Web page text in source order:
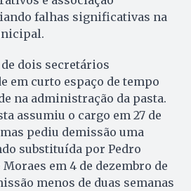
falhas significativas na
dois secretários
em curto espaço de tempo
na administração da pasta.
assumiu o cargo em 27 de
pediu demissão uma
substituída por Pedro
em 4 de dezembro de
menos de duas semanas